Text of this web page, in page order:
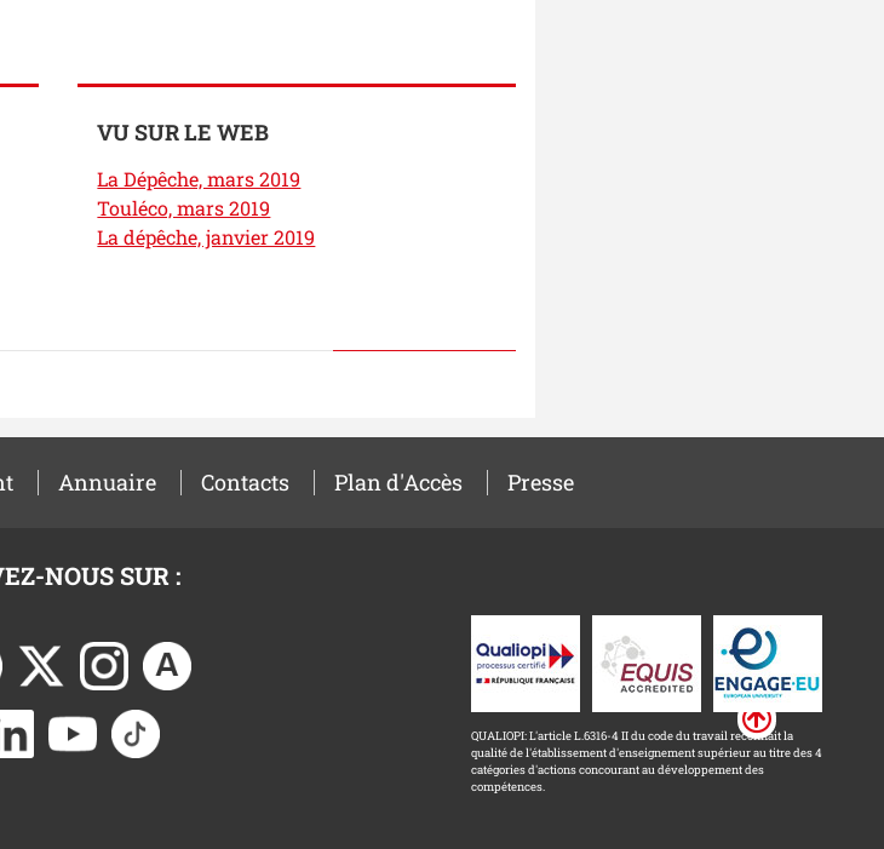
VU SUR LE WEB
La Dépêche, mars 2019
Touléco, mars 2019
La dépêche, janvier 2019
Annuaire Contacts Plan d'Accès Presse
NOUS SUR :
QUALIOPI: L'article L.6316-4 II du code du travail reconnait la
qualité de l'établissement d'enseignement supérieur au titre des 4
catégories d'actions concourant au développement des
compétences.